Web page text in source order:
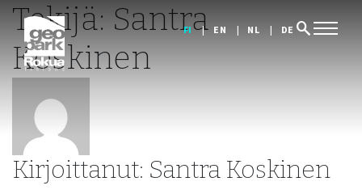
FI EN NL DE search
Tekijä:Santra
Koskinen
Kirjoittanut: Santra Koskinen